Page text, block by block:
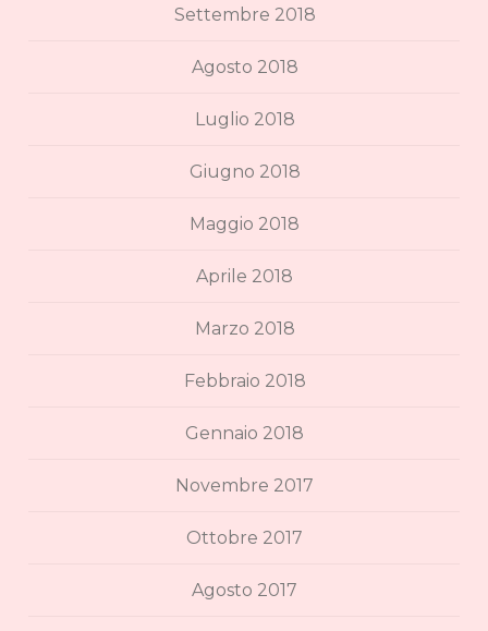
Settembre 2018
Agosto 2018
Luglio 2018
Giugno 2018
Maggio 2018
Aprile 2018
Marzo 2018
Febbraio 2018
Gennaio 2018
Novembre 2017
Ottobre 2017
Agosto 2017